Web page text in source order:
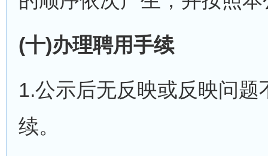
(十)办理聘用手续
1.公示后无反映或反映问
续。